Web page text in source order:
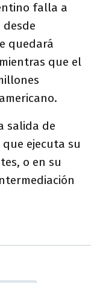
falla a
quedará
que el
salida de
ejecuta su
o en su